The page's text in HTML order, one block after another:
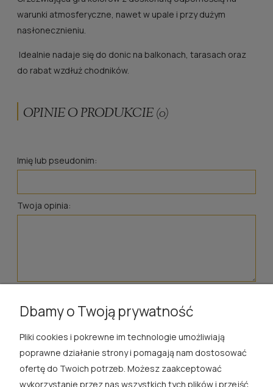
warunki atmosferyczne, nawet w upale i przy dużym
nasłonecznieniu.
Idealnie nadaje się do donic na balkonach, tarasach oraz
do rabat wzdłuż chodników.
OPINIE O PRODUKCIE (0)
Imię lub pseudonim:
Twoja opinia:
ROSA ĆWIK
SKLEP
Dbamy o Twoją prywatność
Pliki cookies i pokrewne im technologie umożliwiają
poprawne działanie strony i pomagają nam dostosować
ofertę do Twoich potrzeb. Możesz zaakceptować
wykorzystanie przez nas wszystkich tych plików i przejść